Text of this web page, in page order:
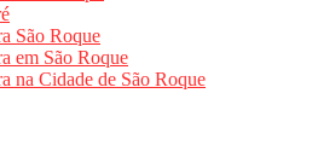
São Roque
em São Roque
na Cidade de São Roque